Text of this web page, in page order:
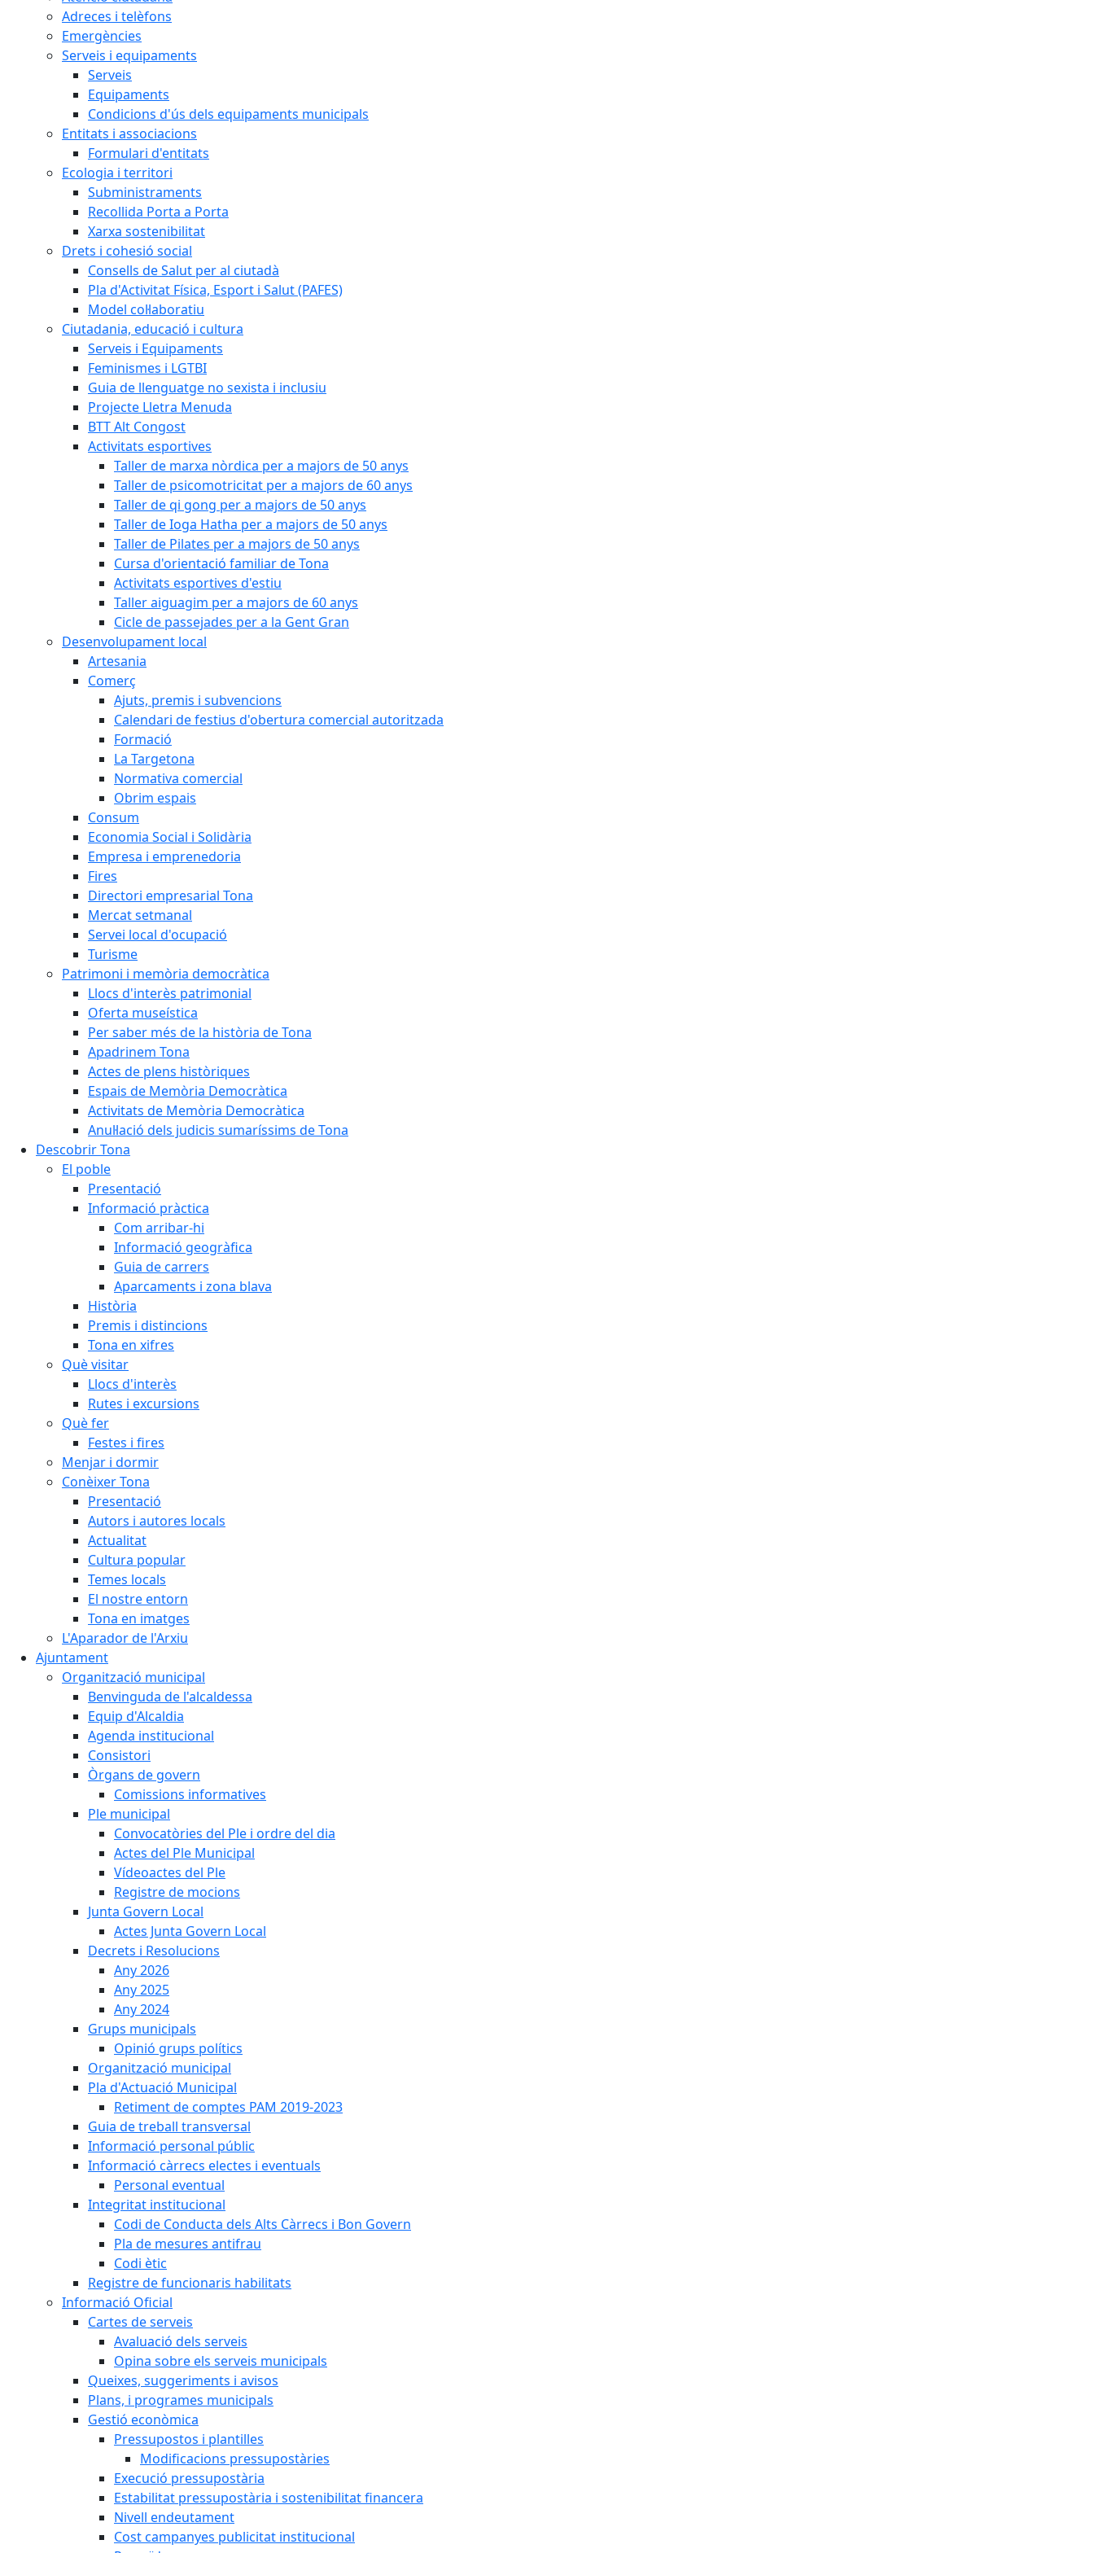
Adreces i telèfons
Emergències
Serveis i equipaments
Serveis
Equipaments
Condicions d'ús dels equipaments municipals
Entitats i associacions
Formulari d'entitats
Ecologia i territori
Subministraments
Recollida Porta a Porta
Xarxa sostenibilitat
Drets i cohesió social
Consells de Salut per al ciutadà
Pla d'Activitat Física, Esport i Salut (PAFES)
Model col·laboratiu
Ciutadania, educació i cultura
Serveis i Equipaments
Feminismes i LGTBI
Guia de llenguatge no sexista i inclusiu
Projecte Lletra Menuda
BTT Alt Congost
Activitats esportives
Taller de marxa nòrdica per a majors de 50 anys
Taller de psicomotricitat per a majors de 60 anys
Taller de qi gong per a majors de 50 anys
Taller de Ioga Hatha per a majors de 50 anys
Taller de Pilates per a majors de 50 anys
Cursa d'orientació familiar de Tona
Activitats esportives d'estiu
Taller aiguagim per a majors de 60 anys
Cicle de passejades per a la Gent Gran
Desenvolupament local
Artesania
Comerç
Ajuts, premis i subvencions
Calendari de festius d'obertura comercial autoritzada
Formació
La Targetona
Normativa comercial
Obrim espais
Consum
Economia Social i Solidària
Empresa i emprenedoria
Fires
Directori empresarial Tona
Mercat setmanal
Servei local d'ocupació
Turisme
Patrimoni i memòria democràtica
Llocs d'interès patrimonial
Oferta museística
Per saber més de la història de Tona
Apadrinem Tona
Actes de plens històriques
Espais de Memòria Democràtica
Activitats de Memòria Democràtica
Anul·lació dels judicis sumaríssims de Tona
Descobrir Tona
El poble
Presentació
Informació pràctica
Com arribar-hi
Informació geogràfica
Guia de carrers
Aparcaments i zona blava
Història
Premis i distincions
Tona en xifres
Què visitar
Llocs d'interès
Rutes i excursions
Què fer
Festes i fires
Menjar i dormir
Conèixer Tona
Presentació
Autors i autores locals
Actualitat
Cultura popular
Temes locals
El nostre entorn
Tona en imatges
L'Aparador de l'Arxiu
Ajuntament
Organització municipal
Benvinguda de l'alcaldessa
Equip d'Alcaldia
Agenda institucional
Consistori
Òrgans de govern
Comissions informatives
Ple municipal
Convocatòries del Ple i ordre del dia
Actes del Ple Municipal
Vídeoactes del Ple
Registre de mocions
Junta Govern Local
Actes Junta Govern Local
Decrets i Resolucions
Any 2026
Any 2025
Any 2024
Grups municipals
Opinió grups polítics
Organització municipal
Pla d'Actuació Municipal
Retiment de comptes PAM 2019-2023
Guia de treball transversal
Informació personal públic
Informació càrrecs electes i eventuals
Personal eventual
Integritat institucional
Codi de Conducta dels Alts Càrrecs i Bon Govern
Pla de mesures antifrau
Codi ètic
Registre de funcionaris habilitats
Informació Oficial
Cartes de serveis
Avaluació dels serveis
Opina sobre els serveis municipals
Queixes, suggeriments i avisos
Plans, i programes municipals
Gestió econòmica
Pressupostos i plantilles
Modificacions pressupostàries
Execució pressupostària
Estabilitat pressupostària i sostenibilitat financera
Nivell endeutament
Cost campanyes publicitat institucional